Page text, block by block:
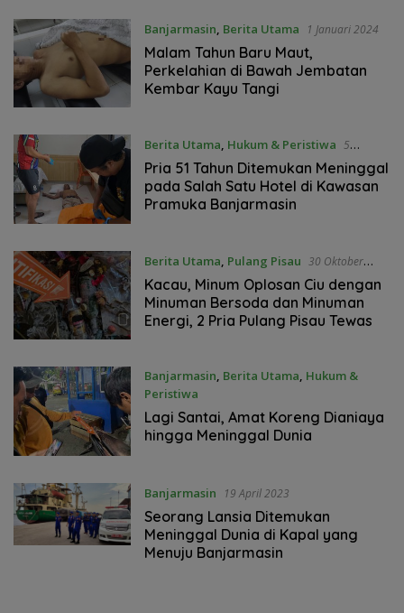
Banjarmasin, Berita Utama 1 Januari 2024
Malam Tahun Baru Maut,
Perkelahian di Bawah Jembatan
Kembar Kayu Tangi
Berita Utama, Hukum & Peristiwa 5
November 2023
Pria 51 Tahun Ditemukan Meninggal
pada Salah Satu Hotel di Kawasan
Pramuka Banjarmasin
Berita Utama, Pulang Pisau 30 Oktober
2023
Kacau, Minum Oplosan Ciu dengan
Minuman Bersoda dan Minuman
Energi, 2 Pria Pulang Pisau Tewas
Banjarmasin, Berita Utama, Hukum &
Peristiwa
9 September 2023
Lagi Santai, Amat Koreng Dianiaya
hingga Meninggal Dunia
Banjarmasin 19 April 2023
Seorang Lansia Ditemukan
Meninggal Dunia di Kapal yang
Menuju Banjarmasin